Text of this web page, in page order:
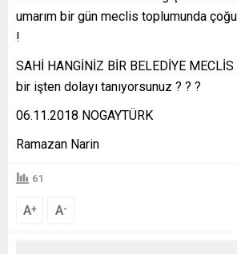
umarım bir gün meclis toplumunda
!
SAHİ HANGİNİZ BİR BELEDİYE MECLİS
bir işten dolayı tanıyorsunuz ? ? ?
06.11.2018 NOGAYTÜRK
Ramazan Narin
61
A+ A-